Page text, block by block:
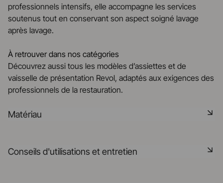
professionnels intensifs, elle accompagne les services
soutenus tout en conservant son aspect soigné lavage
après lavage.
À retrouver dans nos catégories
Découvrez aussi tous les modèles d’assiettes et de
vaisselle de présentation Revol, adaptés aux exigences des
professionnels de la restauration.
Matériau
manufacture REVOL. Elle dispose des mêmes qualités
Conseils d'utilisations et entretien